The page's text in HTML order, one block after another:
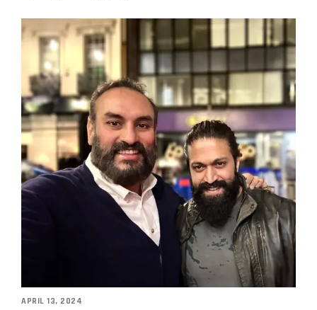
APRIL 13, 2024